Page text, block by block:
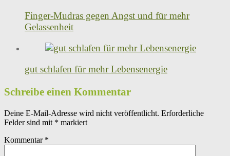
Finger-Mudras gegen Angst und für mehr
Gelassenheit
gut schlafen für mehr Lebensenergie
Schreibe einen Kommentar
Deine E-Mail-Adresse wird nicht veröffentlicht. Erforderliche
Felder sind mit * markiert
Kommentar *